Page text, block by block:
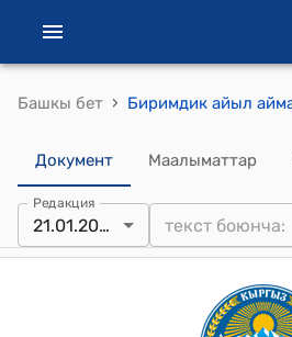
Башкы бет ›
Документ Маалыматтар
Редакция
21.01.2026